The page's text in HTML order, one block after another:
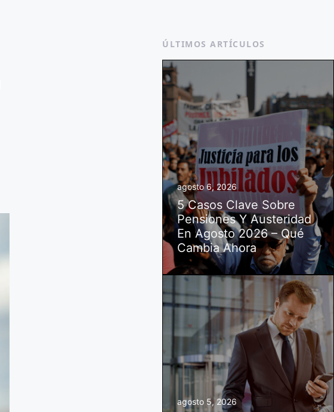
ÚLTIMOS ARTÍCULOS
agosto 6, 2026
5 Casos Clave Sobre
Pensiones Y Austeridad
En Agosto 2026 – Qué
Cambia Ahora
agosto 5, 2026